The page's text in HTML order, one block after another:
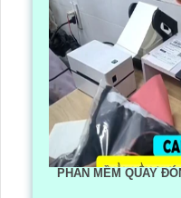
PHẦN MỀM QUAY